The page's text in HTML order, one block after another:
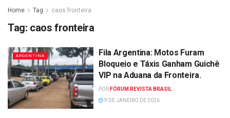
Home Tag caos fronteira
Tag: caos fronteira
ARGENTINA
Fila Argentina: Motos Furam
Bloqueio e Táxis Ganham Guichê
VIP na Aduana da Fronteira.
POR FÓRUM REVISTA BRASIL
9 DE JANEIRO DE 2026